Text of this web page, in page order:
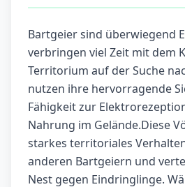
Bartgeier sind überwiegend
verbringen viel Zeit mit dem
Territorium auf der Suche
nutzen ihre hervorragende
Fähigkeit zur
Nahrung im Gelände.Diese
starkes territoriales
anderen Bartgeiern und
Nest gegen Eindringlinge.